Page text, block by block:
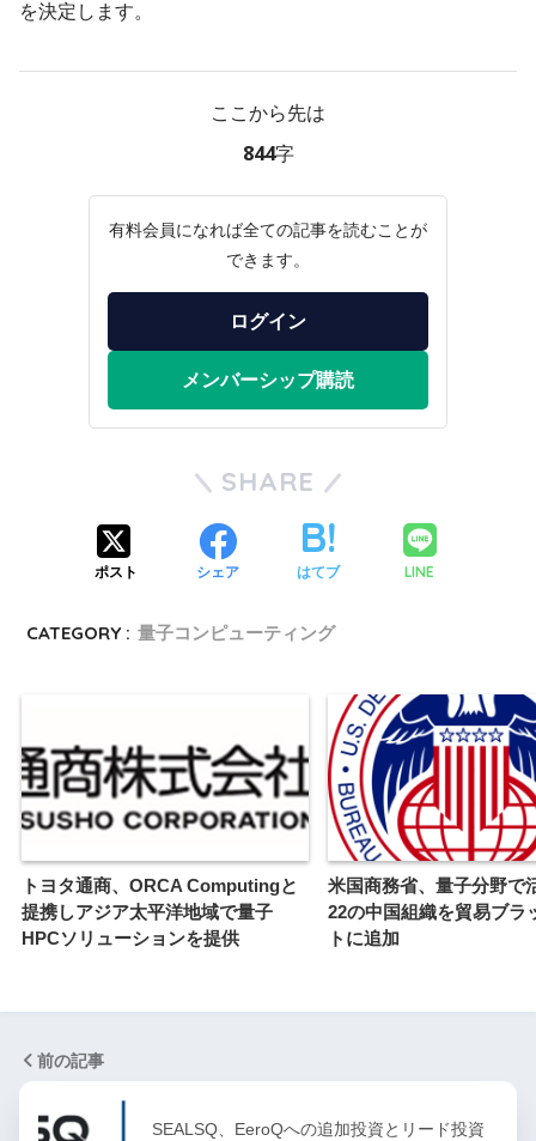
を決定します。
ここから先は
844字
有料会員になれば全ての記事を読むことが
できます。
ログイン
メンバーシップ購読
SHARE
ポスト シェア はてブ LINE
CATEGORY : 量子コンピューティング
トヨタ通商、ORCA Computingと
提携しアジア太平洋地域で量子
HPCソリューションを提供
米国商務省、量子分野で
22の中国組織を貿易ブラ
トに追加
前の記事
SEALSQ、EeroQへの追加投資とリード投資